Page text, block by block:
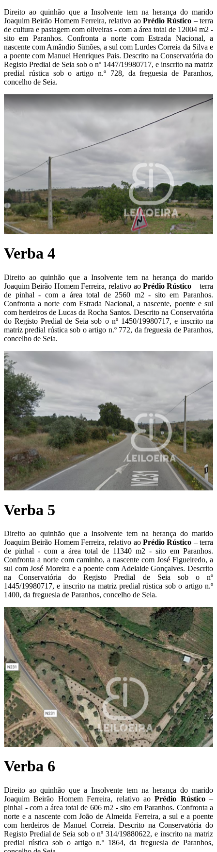
Direito ao quinhão que a Insolvente tem na herança do marido
Joaquim Beirão Homem Ferreira, relativo ao Prédio Rústico – terra
de cultura e pastagem com oliveiras - com a área total de 12004 m2 -
sito em Paranhos. Confronta a norte com Estrada Nacional, a
nascente com Amândio Simões, a sul com Lurdes Correia da Silva e
a poente com Manuel Henriques Pais. Descrito na Conservatória do
Registo Predial de Seia sob o nº 1447/19980717, e inscrito na matriz
predial rústica sob o artigo n.º 728, da freguesia de Paranhos,
concelho de Seia.
Verba 4
Direito ao quinhão que a Insolvente tem na herança do marido
Joaquim Beirão Homem Ferreira, relativo ao Prédio Rústico – terra
de pinhal - com a área total de 2560 m2 - sito em Paranhos.
Confronta a norte com Estrada Nacional, a nascente, poente e sul
com herdeiros de Lucas da Rocha Santos. Descrito na Conservatória
do Registo Predial de Seia sob o nº 1450/19980717, e inscrito na
matriz predial rústica sob o artigo n.º 772, da freguesia de Paranhos,
concelho de Seia.
Verba 5
Direito ao quinhão que a Insolvente tem na herança do marido
Joaquim Beirão Homem Ferreira, relativo ao Prédio Rústico – terra
de pinhal - com a área total de 11340 m2 - sito em Paranhos.
Confronta a norte com caminho, a nascente com José Figueiredo, a
sul com José Moreira e a poente com Adelaide Gonçalves. Descrito
na Conservatória do Registo Predial de Seia sob o nº
1445/19980717, e inscrito na matriz predial rústica sob o artigo n.º
1400, da freguesia de Paranhos, concelho de Seia.
Verba 6
Direito ao quinhão que a Insolvente tem na herança do marido
Joaquim Beirão Homem Ferreira, relativo aoPrédio Rústico –
pinhal - com a área total de 606 m2 - sito em Paranhos. Confronta a
norte e a nascente com João de Almeida Ferreira, a sul e a poente
com herdeiros de Manuel Correia. Descrito na Conservatória do
Registo Predial de Seia sob o nº 314/19880622, e inscrito na matriz
predial rústica sob o artigo n.º 1864, da freguesia de Paranhos,